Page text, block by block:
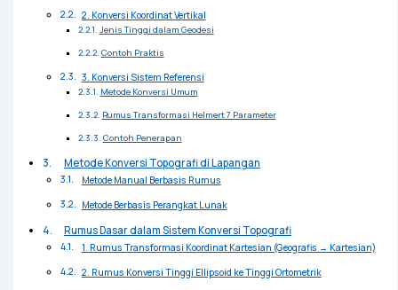
2. Konversi Koordinat Vertikal
Jenis Tinggi dalam Geodesi
Contoh Praktis
3. Konversi Sistem Referensi
Metode Konversi Umum
Rumus Transformasi Helmert 7 Parameter
Contoh Penerapan
Metode Konversi Topografi di Lapangan
Metode Manual Berbasis Rumus
Metode Berbasis Perangkat Lunak
Rumus Dasar dalam Sistem Konversi Topografi
1. Rumus Transformasi Koordinat Kartesian (Geografis → Kartesian)
2. Rumus Konversi Tinggi Ellipsoid ke Tinggi Ortometrik